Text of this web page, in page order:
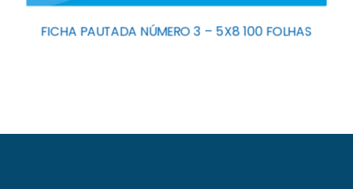
FICHA PAUTADA NÚMERO 3 – 5X8 100 FOLHAS